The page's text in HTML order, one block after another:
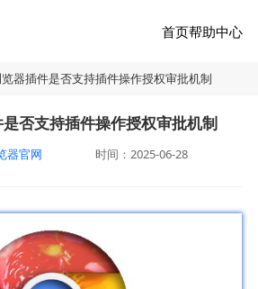
首页帮助中心
器插件是否支持插件操作授权审批机制
否支持插件操作授权审批机制
器官网 时间：2025-06-28